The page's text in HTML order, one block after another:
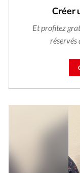
Créer
Et profitez
réservés